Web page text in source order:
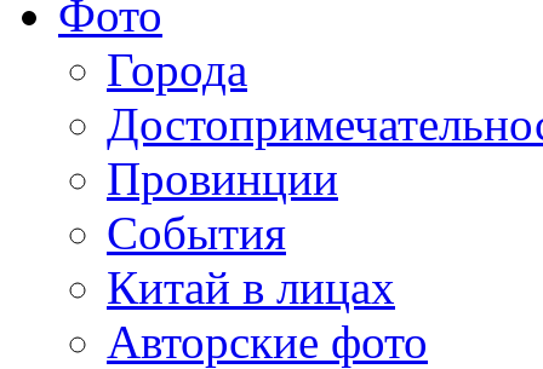
Фото
Города
Провинции
События
Китай в лицах
Авторские фото